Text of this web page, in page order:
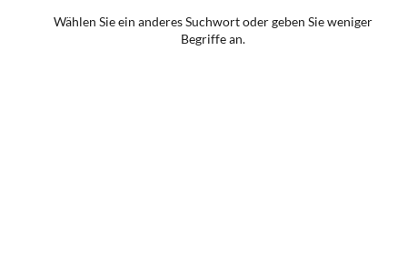
Wählen Sie ein anderes Suchwort oder geben Sie weniger
Begriffe an.